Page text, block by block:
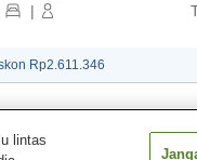
|
Rp2.611.346
Tampilkan
lintas